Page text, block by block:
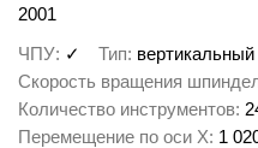
2001
ЧПУ ✓ Тип вертикальный
Скорость вращения
Количество инструментов
Перемещение по оси X 1